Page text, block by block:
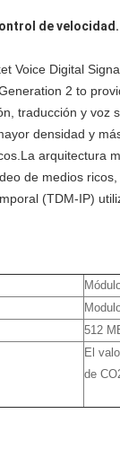
de velocidad.
Voice Digital
2 to
traducción y voz
densidad y
arquitectura
de medios
(TDM-IP)
512
El
de